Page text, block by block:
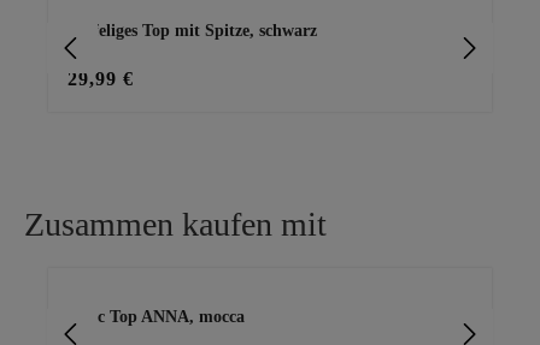
Zipfeliges Top mit Spitze, schwarz
29,99 €
Zusammen kaufen mit
Basic Top ANNA, mocca